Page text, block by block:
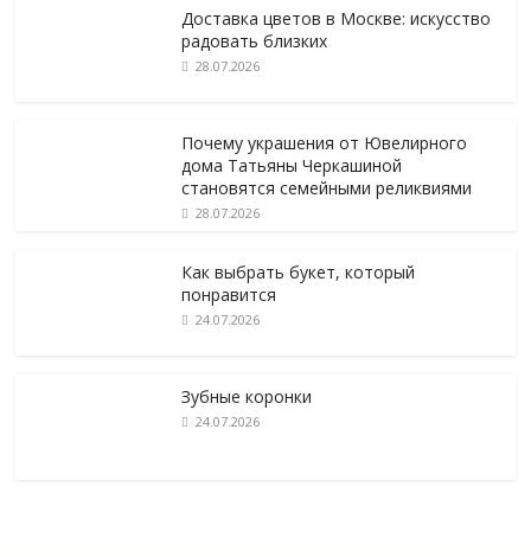
Доставка цветов в Москве: искусство
радовать близких
28.07.2026
Почему украшения от Ювелирного
дома Татьяны Черкашиной
становятся семейными реликвиями
28.07.2026
Как выбрать букет, который
понравится
24.07.2026
Зубные коронки
24.07.2026